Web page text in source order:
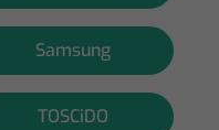
Samsung
TOSCiDO